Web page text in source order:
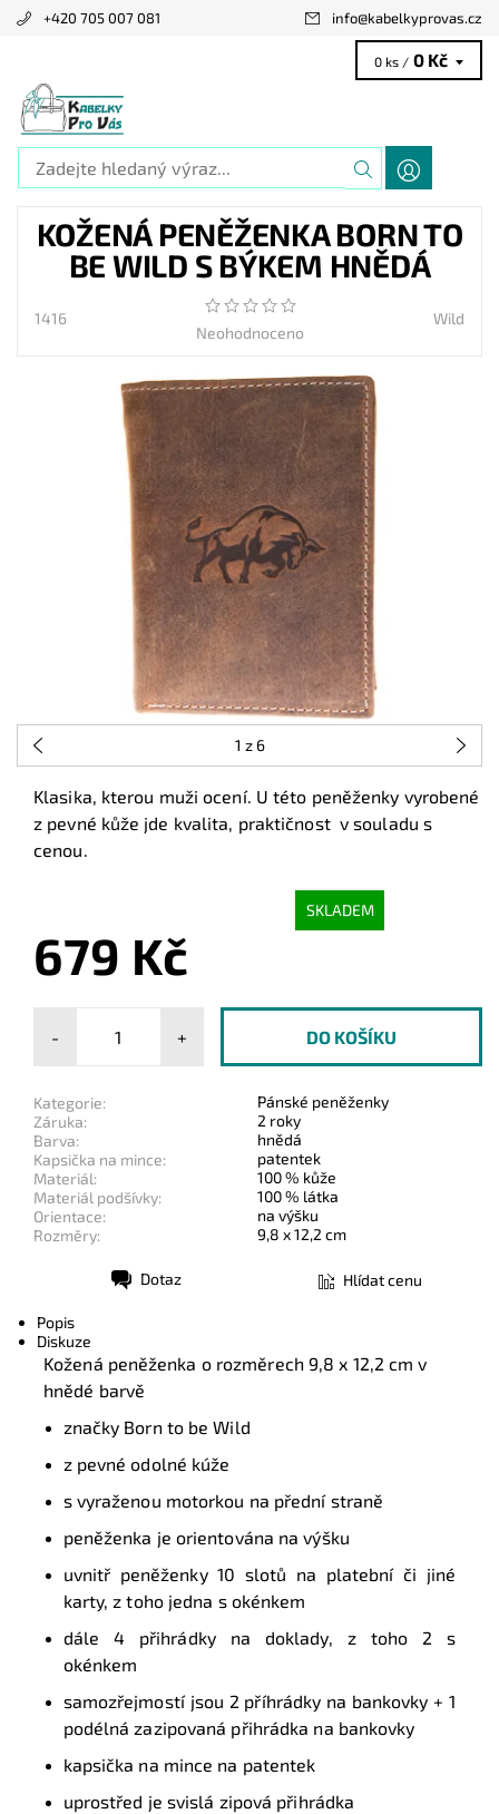
+420 705 007 081 info@kabelkyprovas.cz
0 ks / 0 Kč
KOŽENÁ PENĚŽENKA BORN TO
BE WILD S BÝKEM HNĚDÁ
1416
Neohodnoceno
Wild
1 z 6
Klasika, kterou muži ocení. U této peněženky vyrobené
z pevné kůže jde kvalita, praktičnost v souladu s
cenou.
SKLADEM
679 Kč
- +
Kategorie:
Pánské peněženky
Záruka:
2 roky
Barva:
hnědá
Kapsička na mince:
patentek
Materiál:
100 % kůže
Materiál podšívky:
100 % látka
Orientace:
na výšku
Rozměry:
9,8 x 12,2 cm
Dotaz Hlídat cenu
Popis
Diskuze
Kožená peněženka o rozměrech 9,8 x 12,2 cm v
hnědé barvě
značky Born to be Wild
z pevné odolné kúže
s vyraženou motorkou na přední straně
peněženka je orientována na výšku
uvnitř peněženky 10 slotů na platební či jiné
karty, z toho jedna s okénkem
dále 4 přihrádky na doklady, z toho 2 s
okénkem
samozřejmostí jsou 2 příhrádky na bankovky + 1
podélná zazipovaná přihrádka na bankovky
kapsička na mince na patentek
uprostřed je svislá zipová přihrádka